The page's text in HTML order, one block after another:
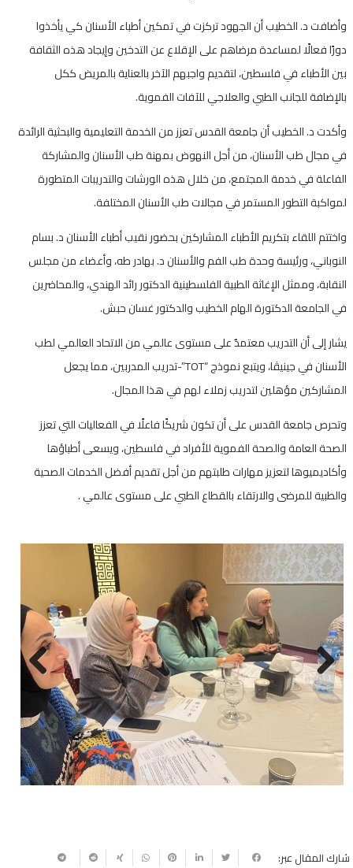
وأضافت د. الخطيب أن الجهود تركزت في تمكين أطباء الأسنان كي يأخذوا
دورًا فعالًا لمساعدة مرضاهم على الإقلاع عن التدخين وإيجاد هذه الثقافة
بين الأطباء في فلسطين، لتقديم واجبهم الآخر بالعناية بالمريض ككل
بالإضافة للجانب الطبي والعلاجي للآفات الفموية.
وأكدت د. الخطيب أن جامعة القدس تعزز من الخدمة التعليمية والبحثية الرائدة
في مجال طب الأسنان، من أجل النهوض بمهنة طب الأسنان والمشاركة
الفاعلة في خدمة المجتمع، من خلال هذه الورشات والتدريبات المتطورة
لمواكبة التطور المستمر في مجالات طب الأسنان المختلفة.
واختتم اللقاء بتكريم الأطباء المشاركين بحضور نقيب أطباء الأسنان د. بسام
النوباني، ورئيسة وحدة طب الفم والأسنان د. بهادر طه، وأعضاء من مجلس
النقابة، وممثل الإغاثة الطبية الفلسطينية الدكتور رائد الهندي، والمحاضرين
في الجامعة الدكتورة الهام الخطيب والدكتور غسان حبش.
يشار إلى أن التدريب معتمدٌ على مستوى عالمي من الاتحاد العالمي لطب
الأسنان في جينيڤا، ويتبع نموذج “TOT”-تدريب المدربين، مما يجعل
المشاركين مؤهلين لتدريب زملاء لهم في هذا المجال.
وتحرص جامعة القدس على أن تكون شريكًا فاعلًا في الفعاليات التي تعزز
الصحة العامة والصحة الفموية للأفراد في فلسطين، ويسعى أطباؤها
وأكاديميوها لتعزيز مهارات طلبتهم من أجل تقديم أفضل الخدمات الصحية
والطبية للمرضى والارتقاء بالقطاع الطبي على مستوى عالمي .
Previous
Next
شارك المقال عبر: